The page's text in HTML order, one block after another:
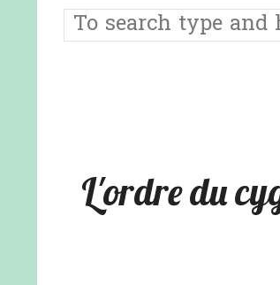
L'ordre du